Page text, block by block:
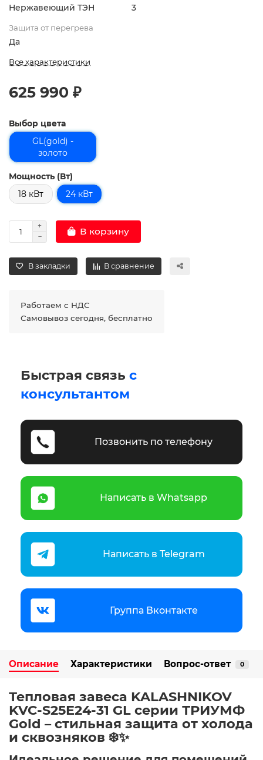
Нержавеющий ТЭН 3
Защита от перегрева
Да
Все характеристики
625 990 ₽
Выбор цвета
GL(gold) -
золото
Мощность (Вт)
18 кВт
24 кВт
В корзину
В закладки В сравнение
Работаем с НДС
Самовывоз сегодня, бесплатно
Быстрая связь с
консультантом
Позвонить по телефону
Написать в Whatsapp
Написать в Telegram
Группа Вконтакте
Описание Характеристики Вопрос-ответ 0
Тепловая завеса KALASHNIKOV
KVC-S25E24-31 GL серии ТРИУМФ
Gold – стильная защита от холода
и сквозняков ❄️✨